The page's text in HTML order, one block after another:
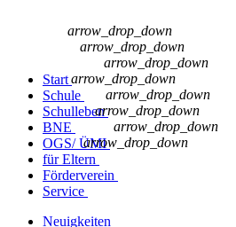
Start
arrow_drop_down
Schule
arrow_drop_down
Schulleben
arrow_drop_down
BNE
arrow_drop_down
OGS/ ÜMI
arrow_drop_down
für Eltern
arrow_drop_down
Förderverein
arrow_drop_down
Service
arrow_drop_down
Neuigkeiten